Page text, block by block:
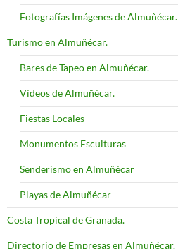
Fotografías Imágenes de Almuñécar.
Turismo en Almuñécar.
Bares de Tapeo en Almuñécar.
Vídeos de Almuñécar.
Fiestas Locales
Monumentos Esculturas
Senderismo en Almuñécar
Playas de Almuñécar
Costa Tropical de Granada.
Directorio de Empresas en Almuñécar.